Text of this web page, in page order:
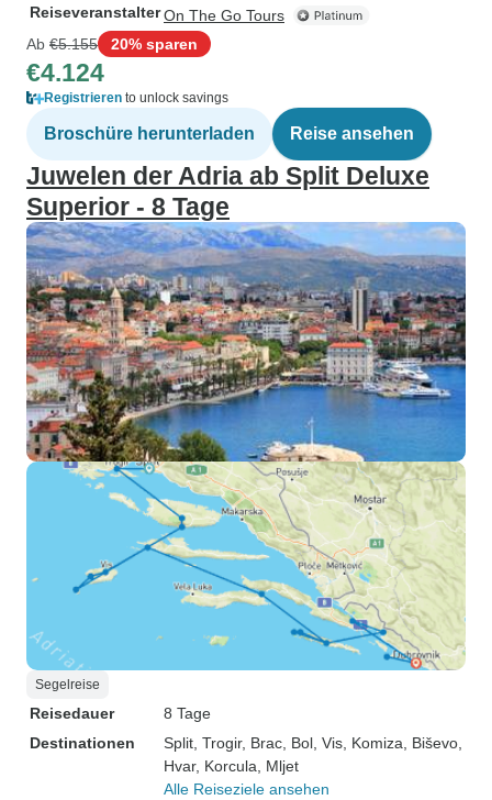
ReiseveranstalterOn The Go Tours
Ab €5.155 20% sparen
€4.124
Registrieren to unlock savings
Broschüre herunterladen Reise ansehen
Juwelen der Adria ab Split Deluxe
Superior - 8 Tage
Segelreise
Reisedauer
8 Tage
Destinationen
Split , Trogir, Brac , Bol , Vis , Komiza , Biševo
Hvar, Korcula , Mljet
Alle Reiseziele ansehen